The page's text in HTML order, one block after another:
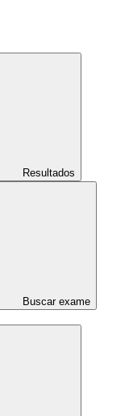
Resultados
Buscar exame